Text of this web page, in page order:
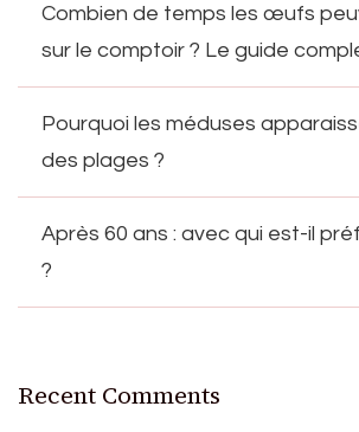
Combien de temps les œufs
sur le comptoir ? Le guide
Pourquoi les méduses
des plages ?
Après 60 ans : avec qui est-il
?
Recent Comments